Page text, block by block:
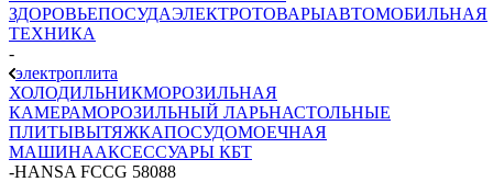
ЗДОРОВЬЕПОСУДАЭЛЕКТРОТОВАРЫАВТОМОБИЛЬНАЯ
ТЕХНИКА
-
электроплита
ХОЛОДИЛЬНИКМОРОЗИЛЬНАЯ
КАМЕРАМОРОЗИЛЬНЫЙ ЛАРЬНАСТОЛЬНЫЕ
ПЛИТЫВЫТЯЖКАПОСУДОМОЕЧНАЯ
МАШИНААКСЕССУАРЫ КБТ
-HANSA FCCG 58088